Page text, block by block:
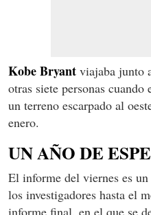
Kobe Bryant viajaba junto
otras siete personas
un terreno escarpado al
enero.
UN AÑO DE
El informe del viernes es
los investigadores hasta el
informe final, en el que se